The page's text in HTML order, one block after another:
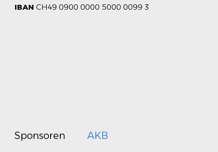
IBAN CH49 0900 0000 5000 0099 3
Sponsoren AKB